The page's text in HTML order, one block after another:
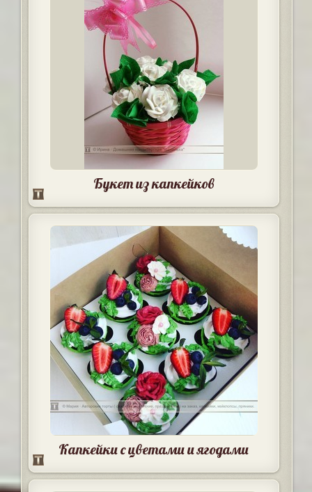
Букет из капкейков
Капкейки с цветами и ягодами